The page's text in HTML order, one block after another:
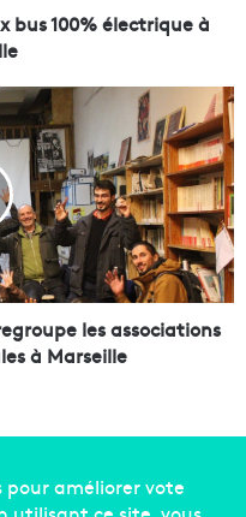
bus 100% électrique à
les associations
à Marseille
Marseille. Tous droits